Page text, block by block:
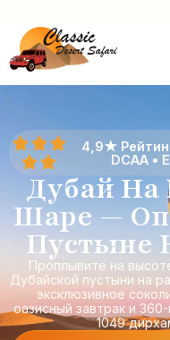
4,9★
DCAA •
Дубай На
Шаре —
Пустыне
Проплывите на
Дубайской пустыни на
эксклюзивное
оазисный завтрак и
1049